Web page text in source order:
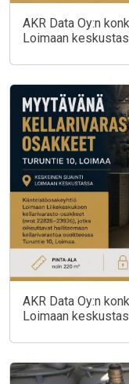
AKR Data Oy:n
Loimaan
AKR Data Oy:n
Loimaan